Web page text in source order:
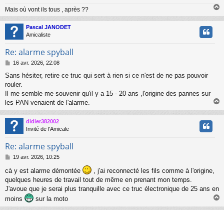
e
Mais où vont ils tous , après ??
a
u
Pascal JANODET
Amicaliste
Re: alarme spyball
M
s
s
a
16 avr. 2026, 22:08
Sans hésiter, retire ce truc qui sert à rien si ce n'est de ne pas pouvoir
rouler.
Il me semble me souvenir qu'il y a 15 - 20 ans ,l'origine des pannes sur
les PAN venaient de l'alarme.
a
u
didier382002
Invité de l'Amicale
Re: alarme spyball
M
s
s
a
e
19 avr. 2026, 10:25
cà y est alarme démontée
, j'ai reconnecté les fils comme à l'origine,
quelques heures de travail tout de même en prenant mon temps.
J'avoue que je serai plus tranquille avec ce truc électronique de 25 ans en
moins
sur la moto
a